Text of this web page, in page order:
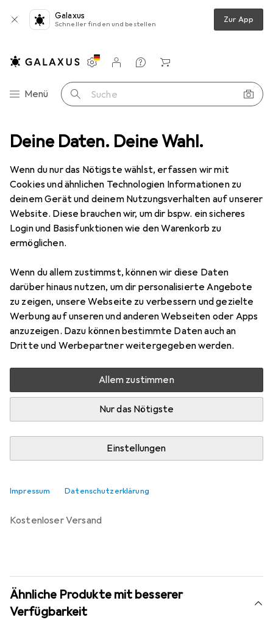
Deine Daten. Deine Wahl.
Wenn du nur das Nötigste wählst, erfassen wir mit
Cookies und ähnlichen Technologien Informationen zu
deinem Gerät und deinem Nutzungsverhalten auf unserer
Website. Diese brauchen wir, um dir bspw. ein sicheres
Login und Basisfunktionen wie den Warenkorb zu
ermöglichen.
Wenn du allem zustimmst, können wir diese Daten
darüber hinaus nutzen, um dir personalisierte Angebote
zu zeigen, unsere Webseite zu verbessern und gezielte
Werbung auf unseren und anderen Webseiten oder Apps
anzuzeigen. Dazu können bestimmte Daten auch an
Dritte und Werbepartner weitergegeben werden.
Allem zustimmen
Nur das Nötigste
Einstellungen
Impressum Datenschutzerklärung
Galaxus
Schneller finden und bestellen Zur App
Navigation nach Kategorien
Menü Suche
Einstellungen
Kundenkonto
Vergleichslisten
Merklisten
Warenkorb
Fahrzeuge RC Elektronik RC Motor Tamiya TBLM-02S
2 Bilder
TamiyaTBLM-02S
EUR
85,90
4
Bewertungen Marke
Mehr von Tamiya
10 Stück an Lager beim Lieferanten
Benachrichtigen, wenn schneller verfügbar
Lieferort angeben für genaue Lieferzeit
In den Warenkorb
Vergleichen
kostenloser Versand
Ähnliche Produkte mit besserer
Verfügbarkeit